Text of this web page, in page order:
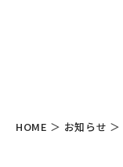
HOME ＞ お知らせ ＞